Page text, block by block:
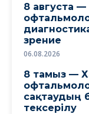
8 августа
зрение
06.08.2026
8 тамыз —
сақтаудың
тексерілу